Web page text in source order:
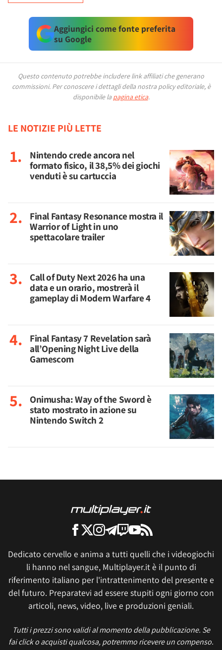
Aggiungici come fonte preferita
su Google
Questo contenuto potrebbe includere link affiliati che generano
commissioni. Per conoscere i dettagli della nostra policy editoriale, è
disponibile la pagina etica.
LE NOTIZIE PIÙ LETTE
Nintendo crede ancora nel
formato fisico, il 38,5% dei giochi
venduti è su cartuccia
Final Fantasy Resonance mostra il
Warrior of Light in uno
spettacolare trailer
Call of Duty Next 2026 ha una
data e un orario, mostrerà il
gameplay di Modern Warfare 4
Final Fantasy 7 Revelation sarà
all’Opening Night Live della
Gamescom
Onimusha: Way of the Sword è
stato mostrato in azione su
Nintendo Switch 2
Dedicato cervello e anima a tutti quelli che i videogiochi
li hanno nel sangue, Multiplayer.it è il punto di
riferimento italiano per l'intrattenimento del presente e
del futuro. Preparatevi ad essere stupiti ogni giorno con
articoli, news, video, live e produzioni geniali.
Tutti i prezzi sono validi al momento della pubblicazione. Se
fai click o acquisti qualcosa, potremmo ricevere un compenso.